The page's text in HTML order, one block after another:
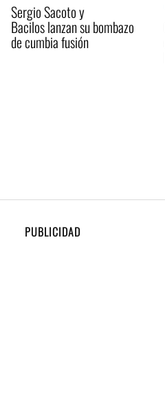
Sergio Sacoto y
Bacilos lanzan su bombazo
de cumbia fusión
PUBLICIDAD